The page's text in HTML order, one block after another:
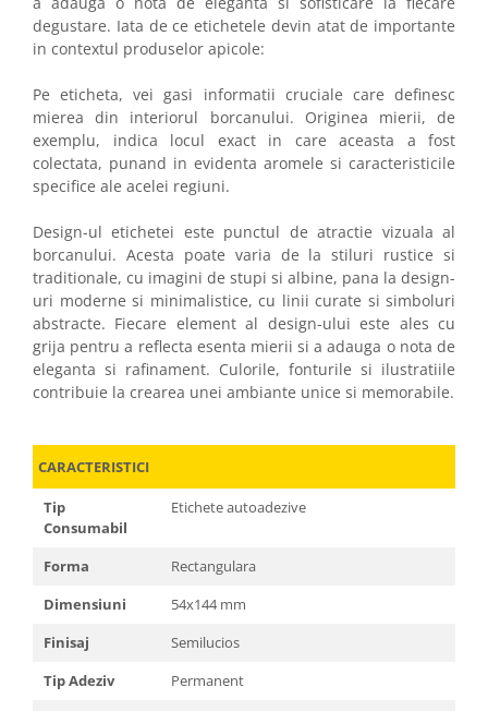
degustare. Iata de ce etichetele devin atat de importante
in contextul produselor apicole:
Pe eticheta, vei gasi informatii cruciale care definesc
mierea din interiorul borcanului. Originea mierii, de
exemplu, indica locul exact in care aceasta a fost
colectata, punand in evidenta aromele si caracteristicile
specifice ale acelei regiuni.
Design-ul etichetei este punctul de atractie vizuala al
borcanului. Acesta poate varia de la stiluri rustice si
traditionale, cu imagini de stupi si albine, pana la design-
uri moderne si minimalistice, cu linii curate si simboluri
abstracte. Fiecare element al design-ului este ales cu
grija pentru a reflecta esenta mierii si a adauga o nota de
eleganta si rafinament. Culorile, fonturile si ilustratiile
contribuie la crearea unei ambiante unice si memorabile.
CARACTERISTICI
Tip
Consumabil
Etichete autoadezive
Forma
Rectangulara
Dimensiuni
54x144 mm
Finisaj
Semilucios
Tip Adeziv
Permanent